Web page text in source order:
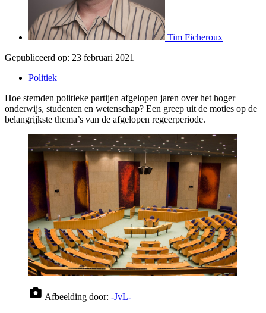
Tim Ficheroux
Gepubliceerd op: 23 februari 2021
Politiek
Hoe stemden politieke partijen afgelopen jaren over het hoger
onderwijs, studenten en wetenschap? Een greep uit de moties op de
belangrijkste thema’s van de afgelopen regeerperiode.
Afbeelding door: -JvL-